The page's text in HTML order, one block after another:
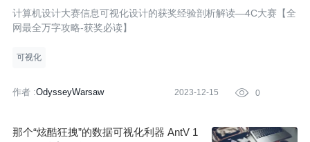
赛【全网最全万字攻略 - 获奖必读】
计算机设计大赛信息可视化设计的获奖经验剖析解读—4C大赛【全
网最全万字攻略-获奖必读】
可视化
作者 :OdysseyWarsaw 2023-12-15  0
那个“炫酷狂拽”的数据可视化利器 AntV 1